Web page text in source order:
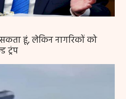
हूं, लेकिन नागरिकों को
ट्रंप